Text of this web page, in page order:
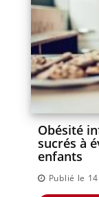
Obésité
sucrés à
enfants
Publié le